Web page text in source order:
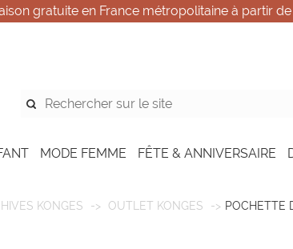
gratuite en France métropolitaine à partir
MODE FEMME FÊTE & ANNIVERSAIRE
KONGES OUTLET KONGES POCHETTE